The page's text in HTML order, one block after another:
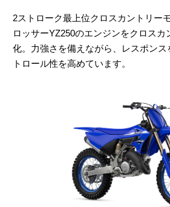
2ストローク最上位クロスカントリー
ロッサーYZ250のエンジンをクロスカ
化。力強さを備えながら、レスポン
トロール性を高めています。